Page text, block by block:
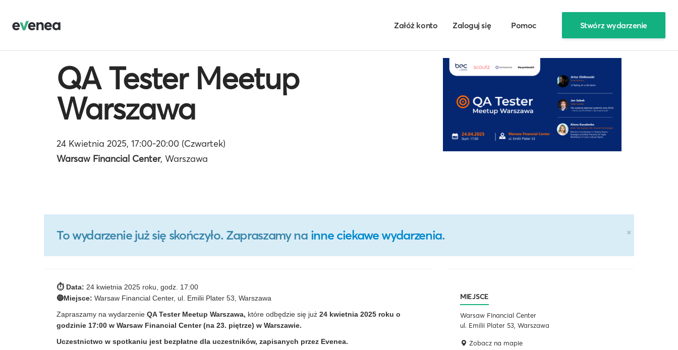
Załóż konto Zaloguj się Pomoc Stwórz wydarzenie
QA Tester Meetup
Warszawa
24 Kwietnia 2025, 17:00-20:00 (Czwartek)
Warsaw Financial Center, Warszawa
×
To wydarzenie już się skończyło. Zapraszamy na inne ciekawe wydarzenia.
⏱ Data: 24 kwietnia 2025 roku, godz. 17:00
🔵Miejsce: Warsaw Financial Center, ul. Emilii Plater 53, Warszawa
Zapraszamy na wydarzenie QA Tester Meetup Warszawa, które odbędzie się już 24 kwietnia 2025 roku o
godzinie 17:00 w Warsaw Financial Center (na 23. piętrze) w Warszawie.
Uczestnictwo w spotkaniu jest bezpłatne dla uczestników, zapisanych przez Evenea.
MIEJSCE
Warsaw Financial Center
ul. Emilii Plater 53, Warszawa
Zobacz na mapie